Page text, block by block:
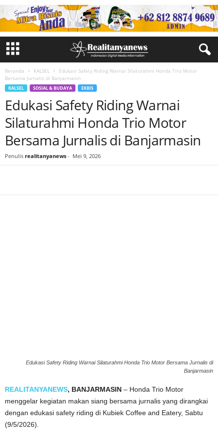
Beranda KALSEL
Edukasi Safety Riding Warnai Silaturahmi Honda Trio Motor
Bersama Jurnalis di Banjarmasin
KALSEL SOSIAL & BUDAYA EKBIS
Edukasi Safety Riding Warnai
Silaturahmi Honda Trio Motor
Bersama Jurnalis di Banjarmasin
Penulis realitanyanews - Mei 9, 2026
Edukasi Safety Riding Warnai Silaturahmi Honda Trio Motor Bersama Jurnalis di
Banjarmasin
REALITANYANEWS, BANJARMASIN – Honda Trio Motor
menggelar kegiatan makan siang bersama jurnalis yang dirangkai
dengan edukasi safety riding di Kubiek Coffee and Eatery, Sabtu
(9/5/2026).